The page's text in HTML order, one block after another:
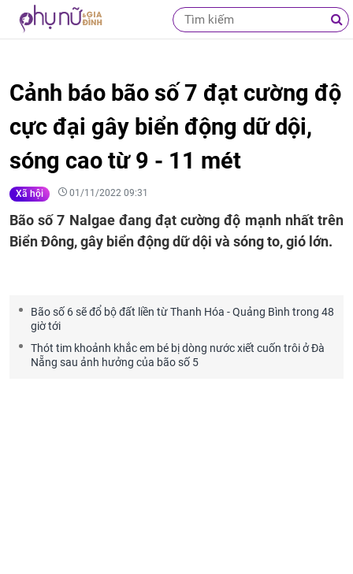
Cảnh báo bão số 7 đạt cường độ
cực đại gây biển động dữ dội,
sóng cao từ 9 - 11 mét
Xã hội 01/11/2022 09:31
Bão số 7 Nalgae đang đạt cường độ mạnh nhất trên
Biển Đông, gây biển động dữ dội và sóng to, gió lớn.
Bão số 6 sẽ đổ bộ đất liền từ Thanh Hóa - Quảng Bình trong 48
giờ tới
Thót tim khoảnh khắc em bé bị dòng nước xiết cuốn trôi ở Đà
Nẵng sau ảnh hưởng của bão số 5